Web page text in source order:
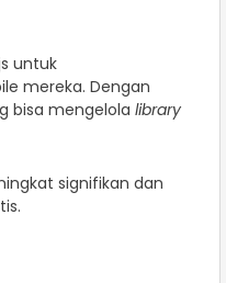
untuk
mereka. Dengan
bisa mengelola library
signifikan dan